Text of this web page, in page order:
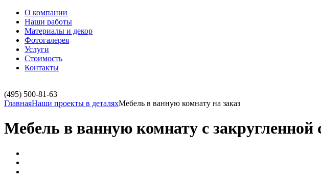
О компании
Наши работы
Материалы и декор
Фотогалерея
Услуги
Стоимость
Контакты
(495) 500-81-63
ГлавнаяНаши проекты в деталяхМебель в ванную комнату на заказ
Мебель в ванную комнату с закругленной